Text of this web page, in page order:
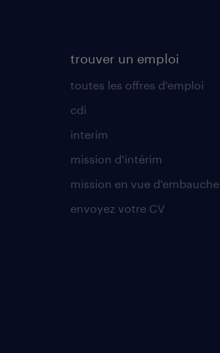
trouver un emploi
toutes les offres d'emploi
cdi
interim
mission d'intérim
mission en vue d'embauche
envoyez votre CV